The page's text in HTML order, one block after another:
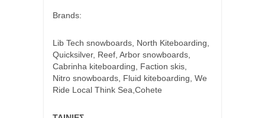
Brands:
Lib Tech snowboards, North Kiteboarding,
Quicksilver, Reef, Arbor snowboards,
Cabrinha kiteboarding, Faction skis,
Nitro snowboards, Fluid kiteboarding, We
Ride Local Think Sea,Cohete